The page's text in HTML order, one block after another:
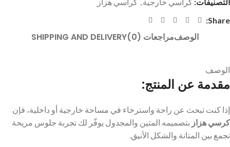
Share:
الوصفمراجعات (0) SHIPPING AND DELIVERY
الوصف
مقدمة عن المنتج:
إذا كنت تبحث عن راحة واسترخاء في مساحة خارجية أو داخلية، فإن
كرسي هزاز بتصميمه المتين والمجدول يوفّر لك تجربة جلوس مريحة
تجمع بين المتانة والشكل الأنيق.